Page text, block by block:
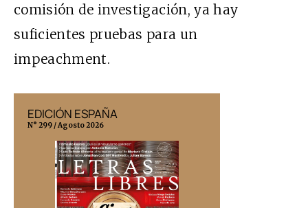
comisión de investigación, ya hay
suficientes pruebas para un
impeachment.
EDICIÓN ESPAÑA
N° 299 / Agosto 2026